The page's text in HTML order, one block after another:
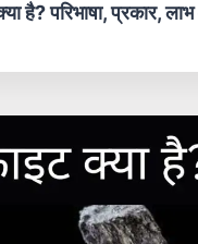
है? परिभाषा, प्रकार,